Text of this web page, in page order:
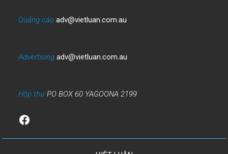
Quảng cáo adv@vietluan.com.au
Advertising adv@vietluan.com.au
Hộp thưPO BOX 60 YAGOONA 2199
Facebook